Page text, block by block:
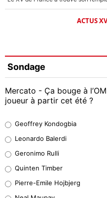
ACTUS
Sondage
Mercato - Ça bouge à
joueur à partir cet été ?
38%
32%
5%
Geoffrey Kondogbia
Leonardo Balerdi
Geronimo Rulli
Quinten Timber
Pierre-Emile Hojbjerg